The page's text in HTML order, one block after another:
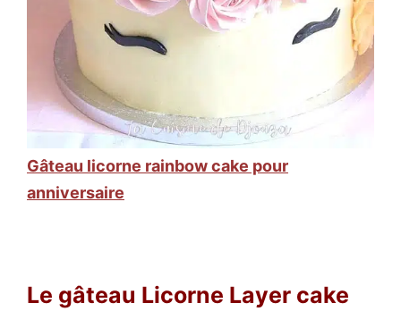
Gâteau licorne rainbow cake pour
anniversaire
Le gâteau Licorne Layer cake